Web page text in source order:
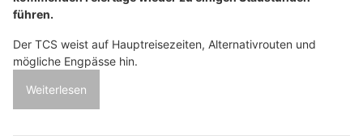
führen.
Der TCS weist auf Hauptreisezeiten, Alternativrouten und
mögliche Engpässe hin.
Weiterlesen